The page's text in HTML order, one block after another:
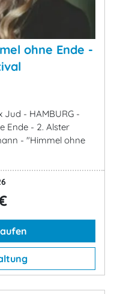
ohne Ende -
Jud - HAMBURG -
Ende - 2. Alster
- "Himmel ohne